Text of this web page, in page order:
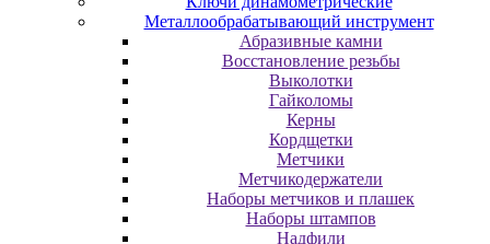
Металлообрабатывающий инструмент
Абразивные камни
Восстановление резьбы
Выколотки
Гайколомы
Керны
Кордщетки
Метчики
Метчикодержатели
Наборы метчиков и плашек
Наборы штампов
Надфили